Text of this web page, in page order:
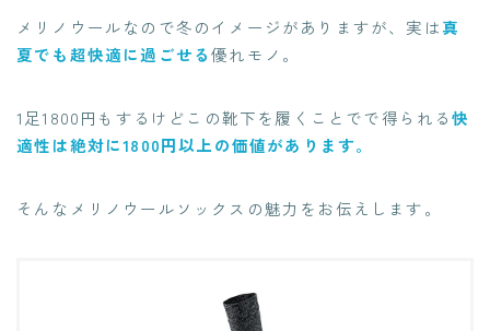
メリノウールなので冬のイメージがありますが、実は真
夏でも超快適に過ごせる優れモノ。
1足1800円もするけどこの靴下を履くことでで得られる快
適性は絶対に1800円以上の価値があります。
そんなメリノウールソックスの魅力をお伝えします。